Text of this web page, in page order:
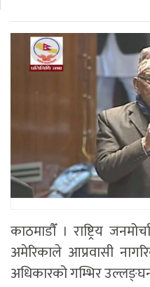
काठमाडाैँ । राष्ट्रिय
अमेरिकाले आप्रवासी
अधिकारको गम्भिर